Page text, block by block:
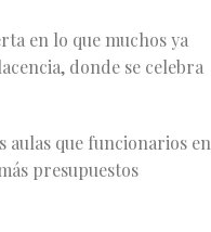
en lo que muchos ya
donde se celebra
aulas que funcionarios en
presupuestos